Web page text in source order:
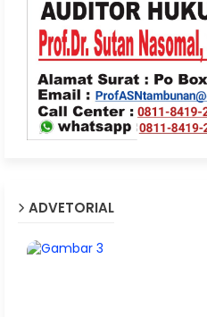
ADVETORIAL